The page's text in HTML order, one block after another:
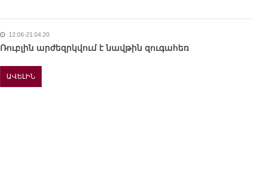
12:06-21.04.20
Ռուբլին արժեզրկվում է նավթին զուգահեռ
ԱՎԵԼԻՆ